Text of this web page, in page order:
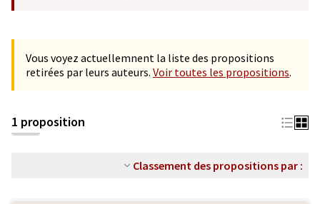
Vous voyez actuellemnent la liste des propositions
retirées par leurs auteurs. Voir toutes les propositions.
1 proposition
Classement des propositions par :